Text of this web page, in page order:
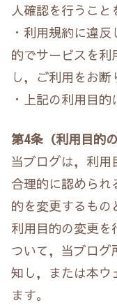
人確認を行うこと
・利用規約に違
的でサービスを利
し，ご利用をお断
・上記の利用目
第4条（利用目的の
当ブログは，利用
合理的に認められ
的を変更するもの
利用目的の変更を
ついて，当ブロ
知し，または本ウ
ます。